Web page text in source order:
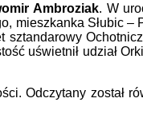
Ambroziak. W
mieszkanka Słubic –
uświetnił udział
Odczytany został